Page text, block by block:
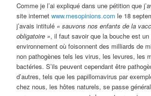
Comme je l’ai expliqué dans une pétition que
site internetwww.mesopinions.com le 18
j’avais intitulé « sauvons nos enfants de la
obligatoire », il faut savoir que la bouche est un
environnement où foisonnent des milliards de
non pathogènes tels les virus, les levures, les
bactéries. S’ils peuvent cependant être
d’autres, tels que les papillomavirus par
chez nous, les hôtes naturels, se passe